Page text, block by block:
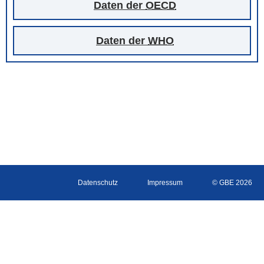
Daten der OECD
Daten der WHO
Datenschutz Impressum © GBE 2026